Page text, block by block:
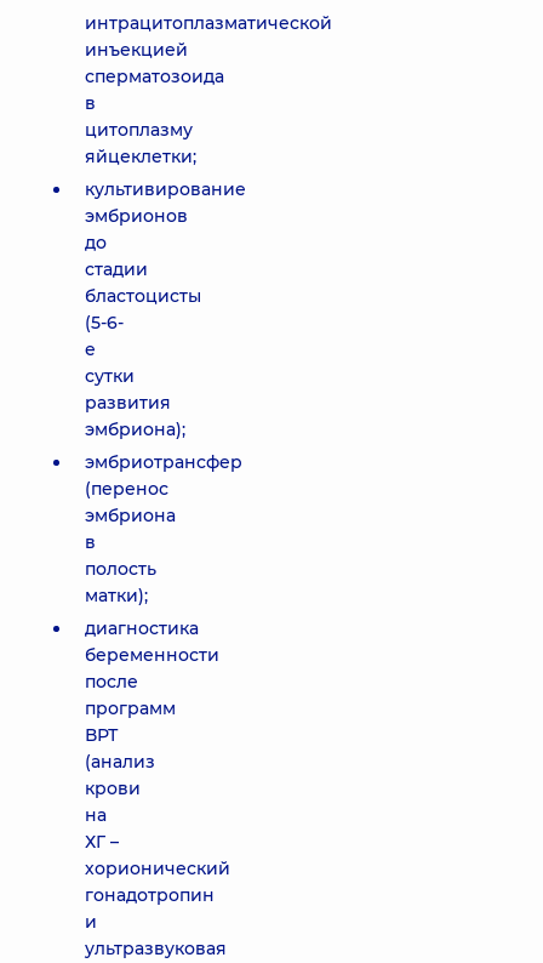
интрацитоплазматической
инъекцией
сперматозоида
в
цитоплазму
яйцеклетки;
культивирование
эмбрионов
до
стадии
бластоцисты
(5-6-
е
сутки
развития
эмбриона);
эмбриотрансфер
(перенос
эмбриона
в
полость
матки);
диагностика
беременности
после
программ
ВРТ
(анализ
крови
на
ХГ –
хорионический
гонадотропин
и
ультразвуковая